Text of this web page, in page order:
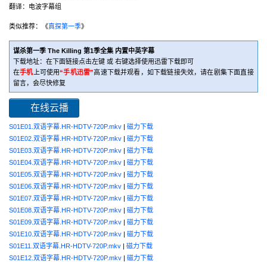
翻译：电波字幕组
类似推荐：《真探第一季》
谋杀第一季 The Killing 第1季全集 内置中英字幕
下载地址：在下面链接点击左键 或 右键选择使用迅雷下载即可
在手机上可使用“手机迅雷”高速下载并观看，如下载链接失效，请在剧集下面直接
留言，会尽快修复
在线云播
S01E01.双语字幕.HR-HDTV-720P.mkv | 磁力下载
S01E02.双语字幕.HR-HDTV-720P.mkv | 磁力下载
S01E03.双语字幕.HR-HDTV-720P.mkv | 磁力下载
S01E04.双语字幕.HR-HDTV-720P.mkv | 磁力下载
S01E05.双语字幕.HR-HDTV-720P.mkv | 磁力下载
S01E06.双语字幕.HR-HDTV-720P.mkv | 磁力下载
S01E07.双语字幕.HR-HDTV-720P.mkv | 磁力下载
S01E08.双语字幕.HR-HDTV-720P.mkv | 磁力下载
S01E09.双语字幕.HR-HDTV-720P.mkv | 磁力下载
S01E10.双语字幕.HR-HDTV-720P.mkv | 磁力下载
S01E11.双语字幕.HR-HDTV-720P.mkv | 磁力下载
S01E12.双语字幕.HR-HDTV-720P.mkv | 磁力下载